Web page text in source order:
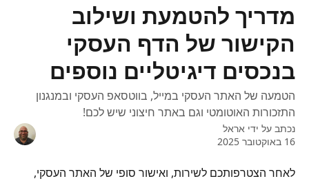
מדריך להטמעת ושילוב
הקישור של הדף העסקי
בנכסים דיגיטליים נוספים
הטמעה של האתר העסקי במייל, בווטסאפ העסקי ובמנגנון
התזכורות האוטומטי וגם באתר חיצוני שיש לכם!
נכתב על ידי אראל
16 באוקטובר 2025
לאחר הצטרפותכם לשירות, ואישור סופי של האתר העסקי,